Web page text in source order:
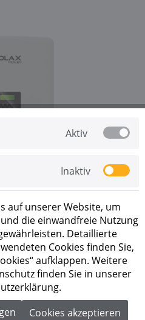
Registrierung
als
6 kW Hybridwechselrichter
Der Solax...mehr
Aktiv
Inaktiv
auf unserer Website, um
die einwandfreie Nutzung
Detaillierte
Cookies finden Sie,
aufklappen. Weitere
finden Sie in unserer
Cookies akzeptieren